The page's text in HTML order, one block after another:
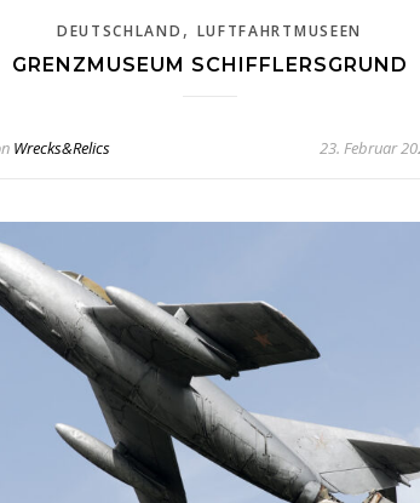
DEUTSCHLAND , LUFTFAHRTMUSEEN
GRENZMUSEUM SCHIFFLERSGRUND
Wrecks&Relics 23. Februar